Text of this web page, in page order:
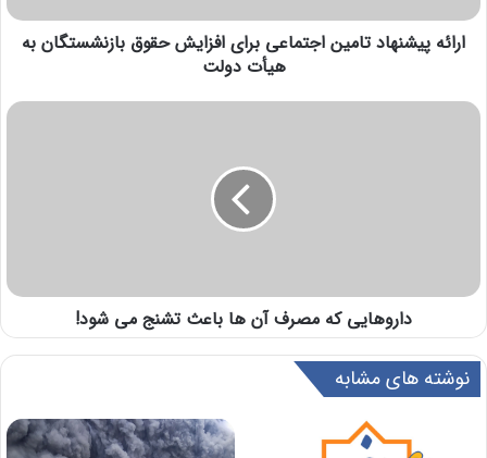
ارائه پیشنهاد تامین اجتماعی برای افزایش حقوق بازنشستگان به
هیأت دولت
داروهایی که مصرف آن ها باعث تشنج می شود!
نوشته های مشابه